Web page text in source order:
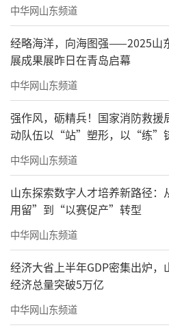
医药服务。
与人们熟悉的“小
桓台“中医药夜市”上，
项中医适宜技术、一杯
纷驻足围观，并“沉浸
术，接受中医诊疗服务
特魅力。
中华网山东频道
经略海洋，向海图强——2025山
展成果展昨日在青岛启幕
中华网山东频道
强作风，砺精兵！国家消防救援
动队伍以“站”塑形，以“练”
中华网山东频道
山东探索数字人才培养新路径
用留”到“以赛促产”转型
中华网山东频道
经济大省上半年GDP密集出炉，
经济总量突破5万亿
中华网山东频道